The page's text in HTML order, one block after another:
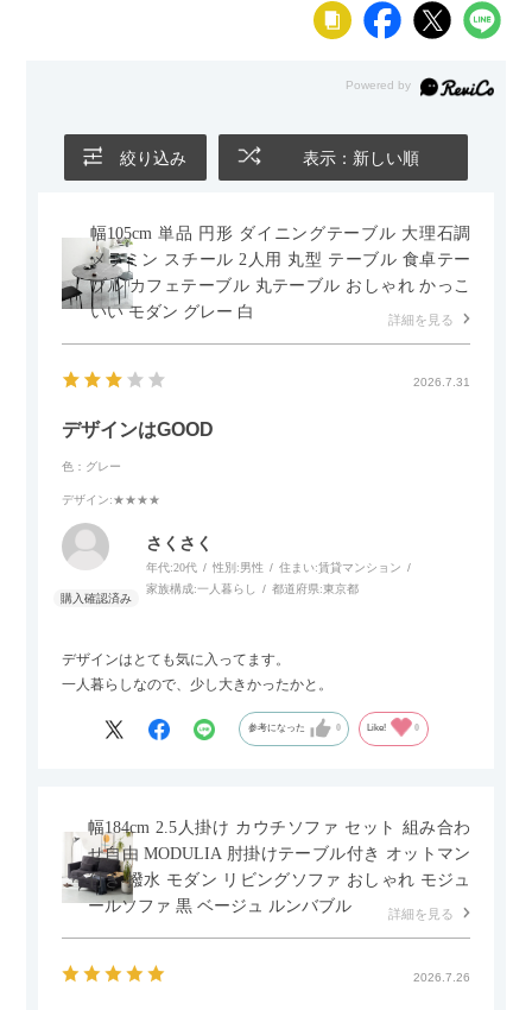
絞り込み 表示：新しい順
幅105cm 単品 円形 ダイニングテーブル 大理石調
メラミン スチール 2人用 丸型 テーブル 食卓テー
ブル カフェテーブル 丸テーブル おしゃれ かっこ
いい モダン グレー 白
詳細を見る
2026.7.31
デザインはGOOD
色：グレー
デザイン:★★★★
さくさく
年代:20代 性別:男性 住まい:賃貸マンション
家族構成:一人暮らし 都道府県:東京都
デザインはとても気に入ってます。
一人暮らしなので、少し大きかったかと。
参考になった 0 Like! 0
幅184cm 2.5人掛け カウチソファ セット 組み合わ
せ自由 MODULIA 肘掛けテーブル付き オットマン
付き 撥水 モダン リビングソファ おしゃれ モジュ
ールソファ 黒 ベージュ ルンバブル
詳細を見る
2026.7.26